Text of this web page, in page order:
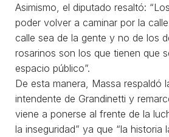
Asimismo, el diputado resaltó:
poder volver a caminar por la
calle sea de la gente y no de los
rosarinos son los que tienen que
espacio público”.
De esta manera, Massa respaldó
intendente de Grandinetti y
viene a ponerse al frente de la
la inseguridad” ya que “la historia